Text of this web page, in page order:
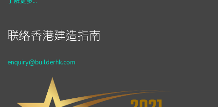
联络香港建造指南
enquiry@builderhk.com